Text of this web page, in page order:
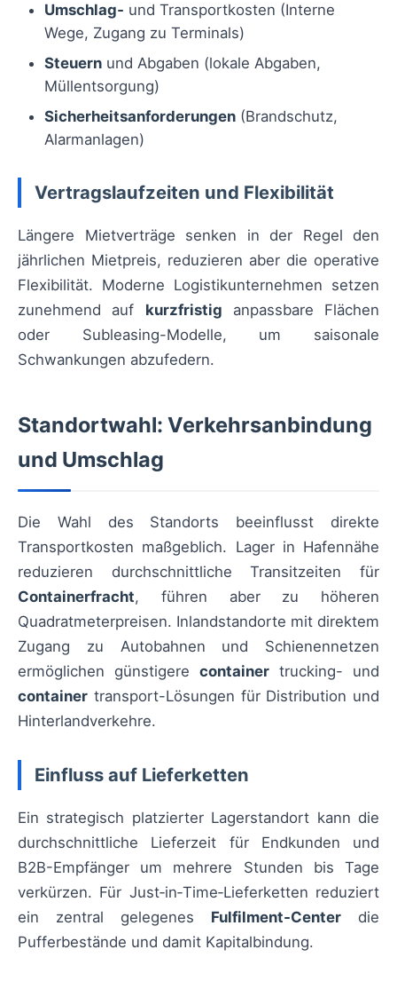
Umschlag‑ und Transportkosten (Interne
Wege, Zugang zu Terminals)
Steuern und Abgaben (lokale Abgaben,
Müllentsorgung)
Sicherheitsanforderungen (Brandschutz,
Alarmanlagen)
Vertragslaufzeiten und Flexibilität
Längere Mietverträge senken in der Regel den
jährlichen Mietpreis, reduzieren aber die operative
Flexibilität. Moderne Logistikunternehmen setzen
zunehmend auf kurzfristig anpassbare Flächen
oder Subleasing-Modelle, um saisonale
Schwankungen abzufedern.
Standortwahl: Verkehrsanbindung
und Umschlag
Die Wahl des Standorts beeinflusst direkte
Transportkosten maßgeblich. Lager in Hafennähe
reduzieren durchschnittliche Transitzeiten für
Containerfracht, führen aber zu höheren
Quadratmeterpreisen. Inlandstandorte mit direktem
Zugang zu Autobahnen und Schienennetzen
ermöglichen günstigere container trucking- und
container transport-Lösungen für Distribution und
Hinterlandverkehre.
Einfluss auf Lieferketten
Ein strategisch platzierter Lagerstandort kann die
durchschnittliche Lieferzeit für Endkunden und
B2B-Empfänger um mehrere Stunden bis Tage
verkürzen. Für Just‑in‑Time‑Lieferketten reduziert
ein zentral gelegenes Fulfilment‑Center die
Pufferbestände und damit Kapitalbindung.